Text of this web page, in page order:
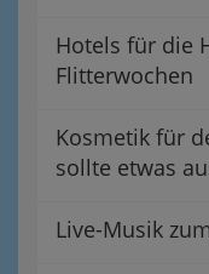
Hotels für die
Flitterwochen
Kosmetik für
sollte etwas
Live-Musik